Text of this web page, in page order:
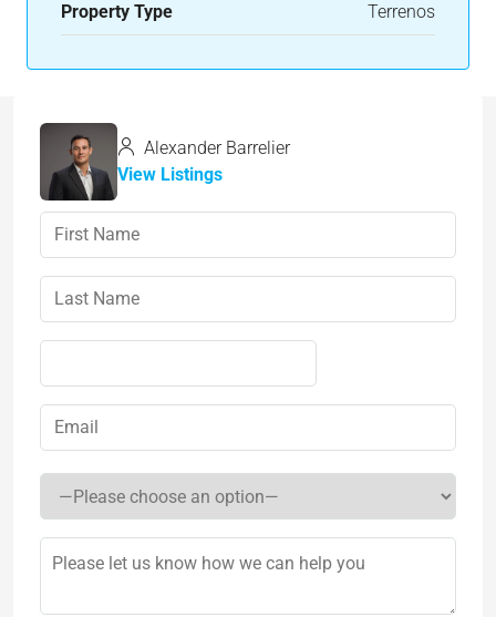
Property Type Terrenos
Alexander Barrelier
View Listings